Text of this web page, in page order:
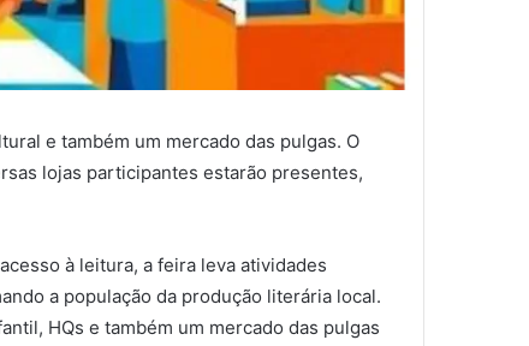
e também um mercado das pulgas. O
lojas participantes estarão presentes,
à leitura, a feira leva atividades
a população da produção literária local.
HQs e também um mercado das pulgas